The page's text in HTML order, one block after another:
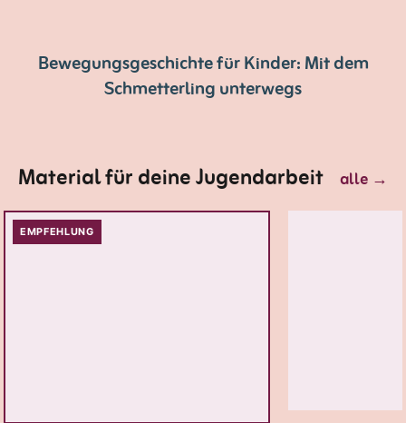
Bewegungsgeschichte für Kinder: Mit dem
Schmetterling unterwegs
Material für deine Jugendarbeit alle →
EMPFEHLUNG